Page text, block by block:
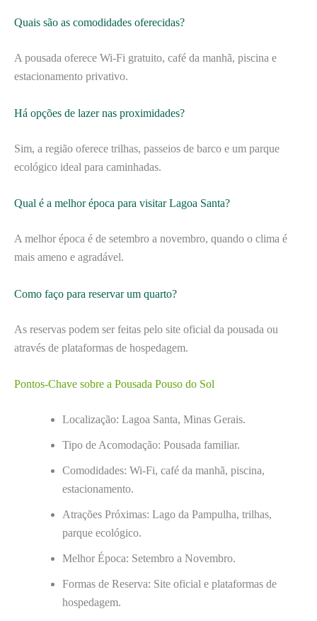
Quais são as comodidades oferecidas?
A pousada oferece Wi-Fi gratuito, café da manhã, piscina e
estacionamento privativo.
Há opções de lazer nas proximidades?
Sim, a região oferece trilhas, passeios de barco e um parque
ecológico ideal para caminhadas.
Qual é a melhor época para visitar Lagoa Santa?
A melhor época é de setembro a novembro, quando o clima é
mais ameno e agradável.
Como faço para reservar um quarto?
As reservas podem ser feitas pelo site oficial da pousada ou
através de plataformas de hospedagem.
Pontos-Chave sobre a Pousada Pouso do Sol
Localização: Lagoa Santa, Minas Gerais.
Tipo de Acomodação: Pousada familiar.
Comodidades: Wi-Fi, café da manhã, piscina,
estacionamento.
Atrações Próximas: Lago da Pampulha, trilhas,
parque ecológico.
Melhor Época: Setembro a Novembro.
Formas de Reserva: Site oficial e plataformas de
hospedagem.